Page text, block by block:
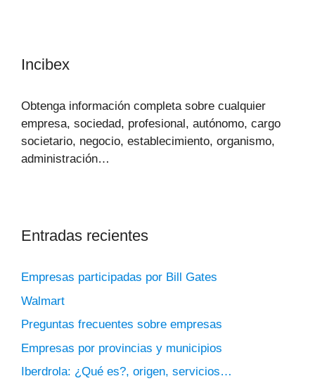
Incibex
Obtenga información completa sobre cualquier
empresa, sociedad, profesional, autónomo, cargo
societario, negocio, establecimiento, organismo,
administración…
Entradas recientes
Empresas participadas por Bill Gates
Walmart
Preguntas frecuentes sobre empresas
Empresas por provincias y municipios
Iberdrola: ¿Qué es?, origen, servicios…